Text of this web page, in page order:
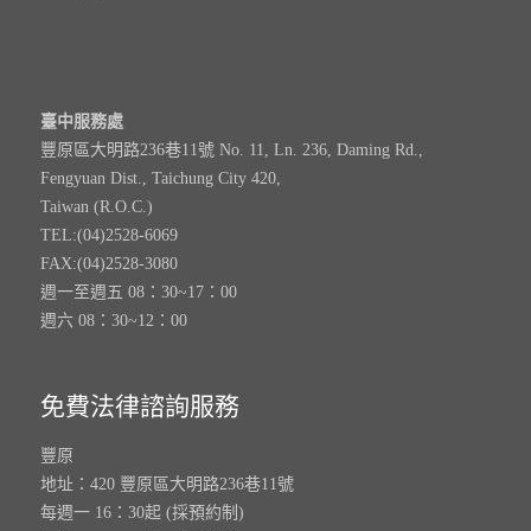
臺中服務處
豐原區大明路236巷11號 No. 11, Ln. 236, Daming Rd.,
Fengyuan Dist., Taichung City 420,
Taiwan (R.O.C.)
TEL:(04)2528-6069
FAX:(04)2528-3080
週一至週五 08：30~17：00
週六 08：30~12：00
免費法律諮詢服務
豐原
地址：420 豐原區大明路236巷11號
每週一 16：30起 (採預約制)